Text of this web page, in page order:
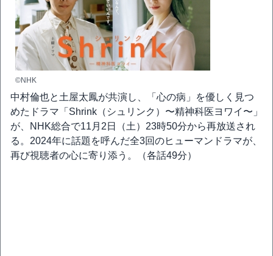
©NHK
中村倫也と土屋太鳳が共演し、「心の病」を優しく見つ
めたドラマ「Shrink（シュリンク）〜精神科医ヨワイ〜」
が、NHK総合で11月2日（土）23時50分から再放送され
る。2024年に話題を呼んだ全3回のヒューマンドラマが、
再び視聴者の心に寄り添う。（各話49分）